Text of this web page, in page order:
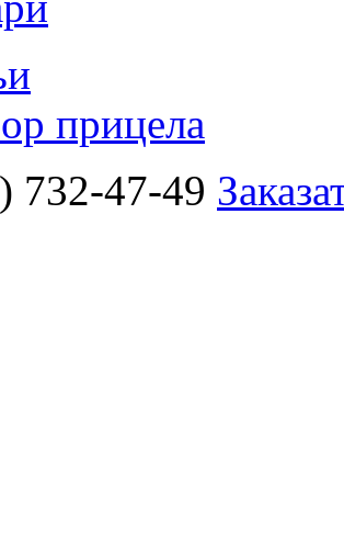
прицела
732-47-49